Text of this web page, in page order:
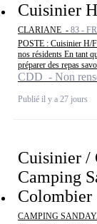
Cuisinier
CLARIANE - 83 -
POSTE : Cuisinier H/
nos résidents En tant
préparer des repas
CDD - Non
Publié il y a 27 jours
Cuisinier /
Camping
Colombier
CAMPING